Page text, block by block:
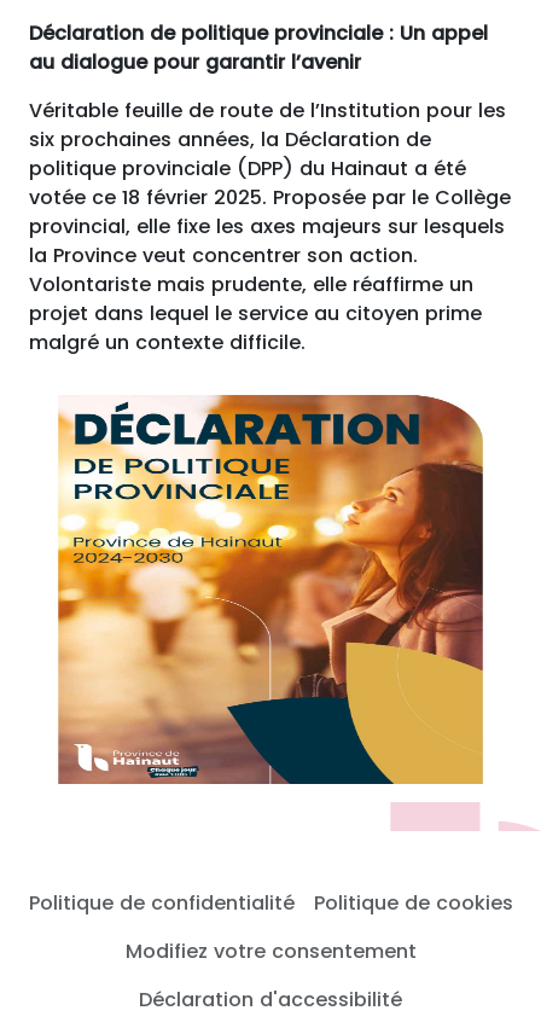
Déclaration de politique provinciale : Un appel
au dialogue pour garantir l’avenir
Véritable feuille de route de l’Institution pour les
six prochaines années, la Déclaration de
politique provinciale (DPP) du Hainaut a été
votée ce 18 février 2025. Proposée par le Collège
provincial, elle fixe les axes majeurs sur lesquels
la Province veut concentrer son action.
Volontariste mais prudente, elle réaffirme un
projet dans lequel le service au citoyen prime
malgré un contexte difficile.
Politique de confidentialité
Politique de cookies
Modifiez votre consentement
Déclaration d'accessibilité